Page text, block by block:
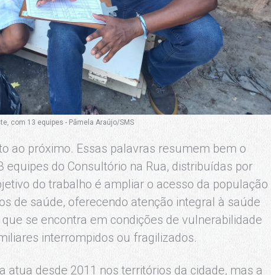
com 13 equipes - Pâmela Araújo/SMS
ao próximo. Essas palavras resumem bem o
do Consultório na Rua, distribuídas por
do trabalho é ampliar o acesso da população
de saúde, oferecendo atenção integral à saúde
se encontra em condições de vulnerabilidade
interrompidos ou fragilizados.
atua desde 2011 nos territórios da cidade, mas a